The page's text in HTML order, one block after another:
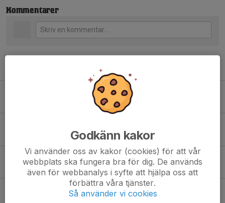
Kommentarer
3 maj, 21:16 0
Div 3 herr - nästa hemmamatch
23 feb 2025
Div 3 herr - nästa hemmamatch
Godkänn kakor
Vi använder oss av kakor (cookies) för att vår
webbplats ska fungera bra för dig. De används
även för webbanalys i syfte att hjälpa oss att
förbättra våra tjänster.
Så använder vi cookies